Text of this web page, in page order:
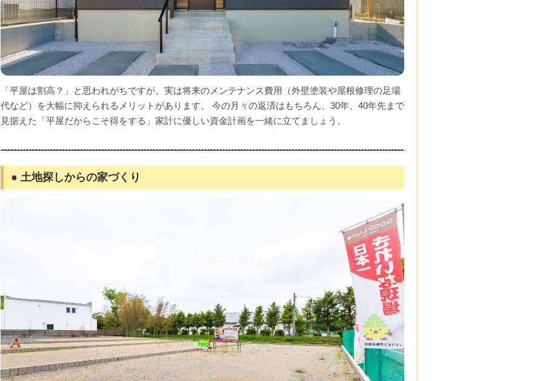
「平屋は割高？」と思われがちですが、実は将来のメンテナンス費用（外壁塗装や屋根修理の足場
代など）を大幅に抑えられるメリットがあります。 今の月々の返済はもちろん、30年、40年先まで
見据えた「平屋だからこそ得をする」家計に優しい資金計画を一緒に立てましょう。
● 土地探しからの家づくり